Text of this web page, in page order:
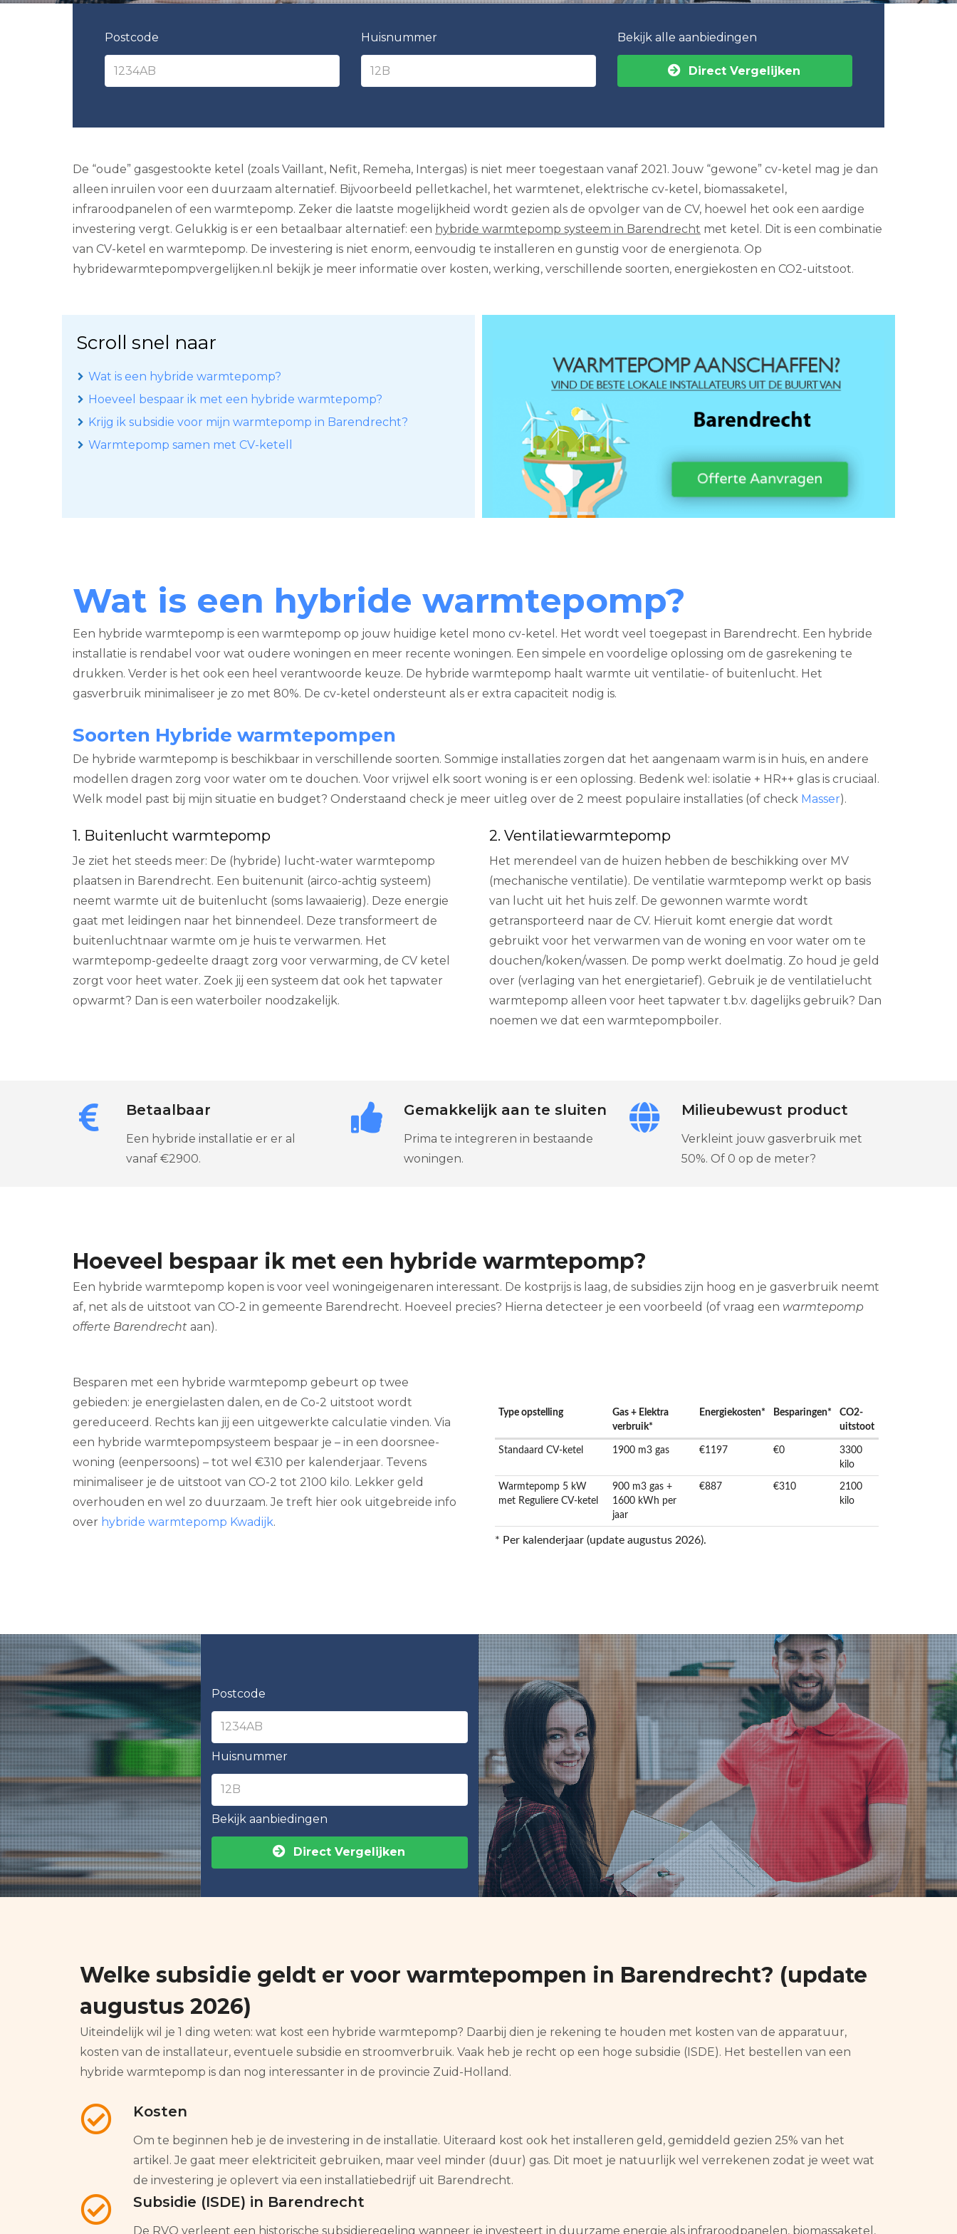
Postcode Huisnummer Bekijk alle aanbiedingen
Direct Vergelijken
De “oude” gasgestookte ketel (zoals Vaillant, Nefit, Remeha, Intergas) is niet meer toegestaan vanaf 2021. Jouw “gewone” cv-ketel mag je dan
alleen inruilen voor een duurzaam alternatief. Bijvoorbeeld pelletkachel, het warmtenet, elektrische cv-ketel, biomassaketel,
infraroodpanelen of een warmtepomp. Zeker die laatste mogelijkheid wordt gezien als de opvolger van de CV, hoewel het ook een aardige
investering vergt. Gelukkig is er een betaalbaar alternatief: een hybride warmtepomp systeem in Barendrecht met ketel. Dit is een combinatie
van CV-ketel en warmtepomp. De investering is niet enorm, eenvoudig te installeren en gunstig voor de energienota. Op
hybridewarmtepompvergelijken.nl bekijk je meer informatie over kosten, werking, verschillende soorten, energiekosten en CO2-uitstoot.
Scroll snel naar
Wat is een hybride warmtepomp?
Hoeveel bespaar ik met een hybride warmtepomp?
Krijg ik subsidie voor mijn warmtepomp in Barendrecht?
Warmtepomp samen met CV-ketell
Wat is een hybride warmtepomp?
Een hybride warmtepomp is een warmtepomp op jouw huidige ketel mono cv-ketel. Het wordt veel toegepast in Barendrecht. Een hybride
installatie is rendabel voor wat oudere woningen en meer recente woningen. Een simpele en voordelige oplossing om de gasrekening te
drukken. Verder is het ook een heel verantwoorde keuze. De hybride warmtepomp haalt warmte uit ventilatie- of buitenlucht. Het
gasverbruik minimaliseer je zo met 80%. De cv-ketel ondersteunt als er extra capaciteit nodig is.
Soorten Hybride warmtepompen
De hybride warmtepomp is beschikbaar in verschillende soorten. Sommige installaties zorgen dat het aangenaam warm is in huis, en andere
modellen dragen zorg voor water om te douchen. Voor vrijwel elk soort woning is er een oplossing. Bedenk wel: isolatie + HR++ glas is cruciaal.
Welk model past bij mijn situatie en budget? Onderstaand check je meer uitleg over de 2 meest populaire installaties (of check Masser).
1. Buitenlucht warmtepomp
Je ziet het steeds meer: De (hybride) lucht-water warmtepomp
plaatsen in Barendrecht. Een buitenunit (airco-achtig systeem)
neemt warmte uit de buitenlucht (soms lawaaierig). Deze energie
gaat met leidingen naar het binnendeel. Deze transformeert de
buitenluchtnaar warmte om je huis te verwarmen. Het
warmtepomp-gedeelte draagt zorg voor verwarming, de CV ketel
zorgt voor heet water. Zoek jij een systeem dat ook het tapwater
opwarmt? Dan is een waterboiler noodzakelijk.
2. Ventilatiewarmtepomp
Het merendeel van de huizen hebben de beschikking over MV
(mechanische ventilatie). De ventilatie warmtepomp werkt op basis
van lucht uit het huis zelf. De gewonnen warmte wordt
getransporteerd naar de CV. Hieruit komt energie dat wordt
gebruikt voor het verwarmen van de woning en voor water om te
douchen/koken/wassen. De pomp werkt doelmatig. Zo houd je geld
over (verlaging van het energietarief). Gebruik je de ventilatielucht
warmtepomp alleen voor heet tapwater t.b.v. dagelijks gebruik? Dan
noemen we dat een warmtepompboiler.
Betaalbaar
Een hybride installatie er er al
vanaf €2900.
Gemakkelijk aan te sluiten
Prima te integreren in bestaande
woningen.
Milieubewust product
Verkleint jouw gasverbruik met
50%. Of 0 op de meter?
Hoeveel bespaar ik met een hybride warmtepomp?
Een hybride warmtepomp kopen is voor veel woningeigenaren interessant. De kostprijs is laag, de subsidies zijn hoog en je gasverbruik neemt
af, net als de uitstoot van CO-2 in gemeente Barendrecht. Hoeveel precies? Hierna detecteer je een voorbeeld (of vraag een warmtepomp
offerte Barendrecht aan).
Besparen met een hybride warmtepomp gebeurt op twee
gebieden: je energielasten dalen, en de Co-2 uitstoot wordt
gereduceerd. Rechts kan jij een uitgewerkte calculatie vinden. Via
een hybride warmtepompsysteem bespaar je – in een doorsnee-
woning (eenpersoons) – tot wel €310 per kalenderjaar. Tevens
minimaliseer je de uitstoot van CO-2 tot 2100 kilo. Lekker geld
overhouden en wel zo duurzaam. Je treft hier ook uitgebreide info
over hybride warmtepomp Kwadijk.
Type opstelling
Gas + Elektra
verbruik*
Energiekosten* Besparingen*
CO2-
uitstoot
Standaard CV-ketel 1900 m3 gas €1197 €0
3300
kilo
Warmtepomp 5 kW
met Reguliere CV-ketel
900 m3 gas +
1600 kWh per
jaar
€887 €310
2100
kilo
* Per kalenderjaar (update augustus 2026).
Postcode
Huisnummer
Bekijk aanbiedingen
Direct Vergelijken
Welke subsidie geldt er voor warmtepompen in Barendrecht? (update
augustus 2026)
Uiteindelijk wil je 1 ding weten: wat kost een hybride warmtepomp? Daarbij dien je rekening te houden met kosten van de apparatuur,
kosten van de installateur, eventuele subsidie en stroomverbruik. Vaak heb je recht op een hoge subsidie (ISDE). Het bestellen van een
hybride warmtepomp is dan nog interessanter in de provincie Zuid-Holland.
Kosten
Om te beginnen heb je de investering in de installatie. Uiteraard kost ook het installeren geld, gemiddeld gezien 25% van het
artikel. Je gaat meer elektriciteit gebruiken, maar veel minder (duur) gas. Dit moet je natuurlijk wel verrekenen zodat je weet wat
de investering je oplevert via een installatiebedrijf uit Barendrecht.
Subsidie (ISDE) in Barendrecht
De RVO verleent een historische subsidieregeling wanneer je investeert in duurzame energie als infraroodpanelen, biomassaketel,